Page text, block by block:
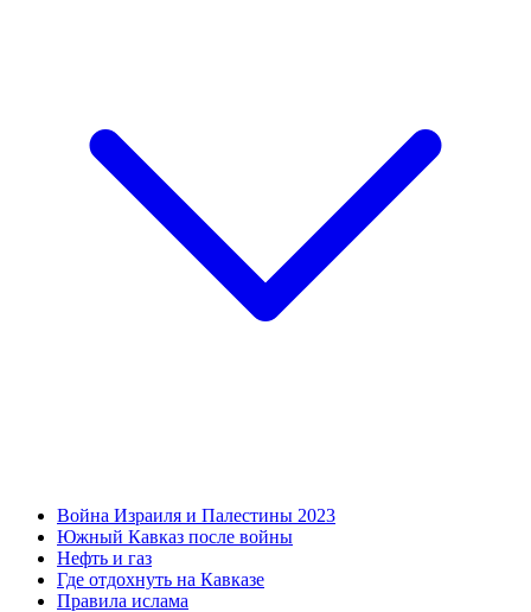
Война Израиля и Палестины 2023
Южный Кавказ после войны
Нефть и газ
Где отдохнуть на Кавказе
Правила ислама